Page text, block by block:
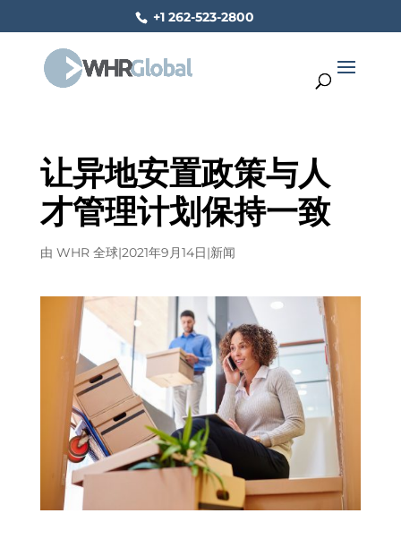
+1 262-523-2800
让异地安置政策与人
才管理计划保持一致
由 WHR 全球|2021年9月14日|新闻